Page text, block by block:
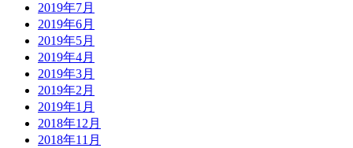
2019年7月
2019年6月
2019年5月
2019年4月
2019年3月
2019年2月
2019年1月
2018年12月
2018年11月